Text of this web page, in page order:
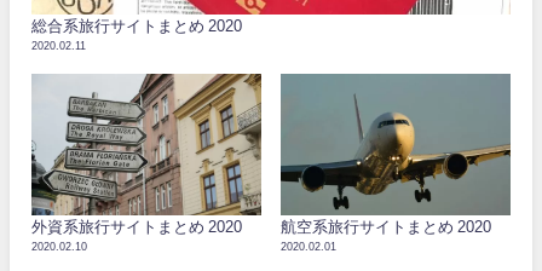
総合系旅行サイトまとめ 2020
2020.02.11
外資系旅行サイトまとめ 2020
2020.02.10
航空系旅行サイトまとめ 2020
2020.02.01